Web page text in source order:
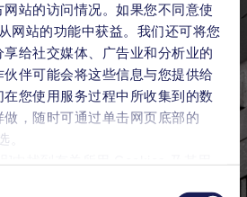
站的访问情况。如果您不同意使
网站的功能中获益。我们还可将您
给社交媒体、广告业和分析业的
伴可能会将这些信息与您提供给
您使用服务过程中所收集到的数
，随时可通过单击网页底部的
选。